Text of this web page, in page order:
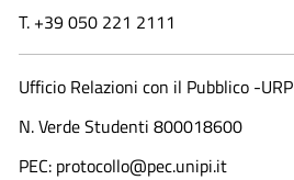
T. +39 050 221 2111
Ufficio Relazioni con il Pubblico -URP
N. Verde Studenti 800018600​
PEC: protocollo@pec.unipi.it